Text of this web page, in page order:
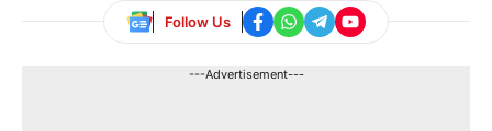
Follow Us
---Advertisement---